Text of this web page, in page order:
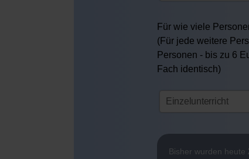
Für wie viele
(Für jede weitere
Personen - bis zu 6
Fach identisch)
Bisher wurden heute